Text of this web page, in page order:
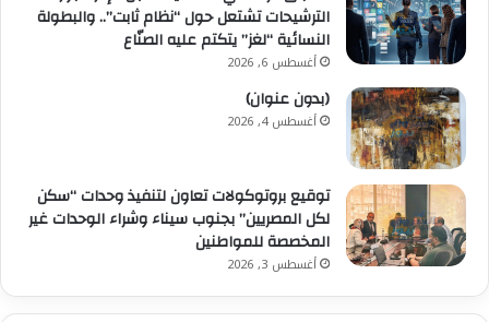
الترشيحات تشتعل حول “نظام ثابت”.. والبطولة
النسائية “لغز” يتكتم عليه الصنّاع
أغسطس 6, 2026
(بدون عنوان)
أغسطس 4, 2026
توقيع بروتوكولات تعاون لتنفيذ وحدات “سكن
لكل المصريين” بجنوب سيناء وشراء الوحدات غير
المخصصة للمواطنين
أغسطس 3, 2026